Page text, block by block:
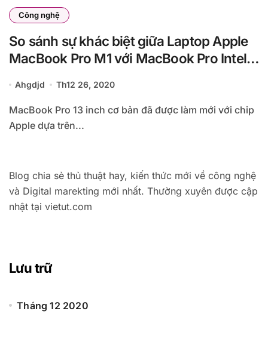
Công nghệ
So sánh sự khác biệt giữa Laptop Apple
MacBook Pro M1 với MacBook Pro Intel
Ahgdjd Th12 26, 2020
MacBook Pro 13 inch cơ bản đã được làm mới với chip
Apple dựa trên...
Blog chia sẻ thủ thuật hay, kiến thức mới về công nghệ
và Digital marekting mới nhất. Thường xuyên được cập
nhật tại vietut.com
Lưu trữ
Tháng 12 2020